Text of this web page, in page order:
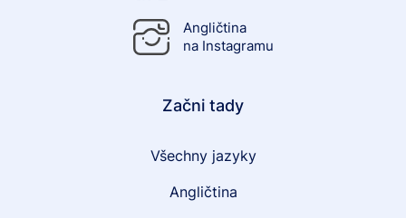
Angličtina
na Instagramu
Začni tady
Všechny jazyky
Angličtina